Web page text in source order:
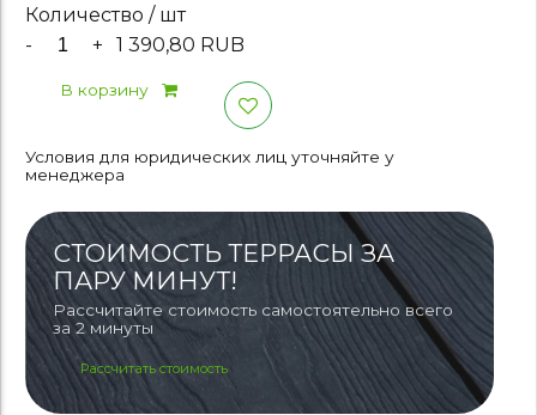
Количество / шт
-
+ 1 390,80 RUB
В корзину
Условия для юридических лиц уточняйте у
менеджера
СТОИМОСТЬ ТЕРРАСЫ ЗА
ПАРУ МИНУТ!
Рассчитайте стоимость самостоятельно всего
за 2 минуты
Рассчитать стоимость